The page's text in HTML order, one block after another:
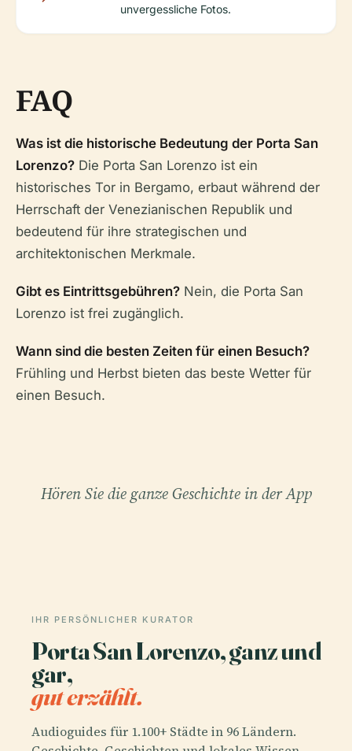
unvergessliche Fotos.
FAQ
Was ist die historische Bedeutung der Porta San
Lorenzo? Die Porta San Lorenzo ist ein
historisches Tor in Bergamo, erbaut während der
Herrschaft der Venezianischen Republik und
bedeutend für ihre strategischen und
architektonischen Merkmale.
Gibt es Eintrittsgebühren? Nein, die Porta San
Lorenzo ist frei zugänglich.
Wann sind die besten Zeiten für einen Besuch?
Frühling und Herbst bieten das beste Wetter für
einen Besuch.
Hören Sie die ganze Geschichte in der App
IHR PERSÖNLICHER KURATOR
Porta San Lorenzo, ganz und
gar,
gut erzählt.
Audioguides für 1.100+ Städte in 96 Ländern.